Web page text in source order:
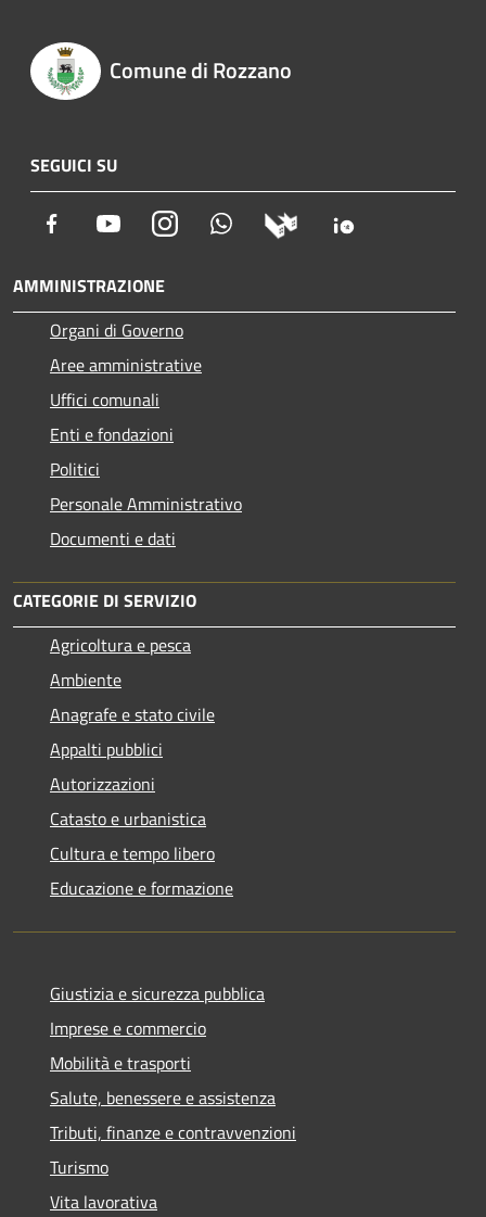
Comune di Rozzano
SEGUICI SU
Facebook YoutubeInstagram Whatsapp
AMMINISTRAZIONE
Organi di Governo
Aree amministrative
Uffici comunali
Enti e fondazioni
Politici
Personale Amministrativo
Documenti e dati
CATEGORIE DI SERVIZIO
Agricoltura e pesca
Ambiente
Anagrafe e stato civile
Appalti pubblici
Autorizzazioni
Catasto e urbanistica
Cultura e tempo libero
Educazione e formazione
Giustizia e sicurezza pubblica
Imprese e commercio
Mobilità e trasporti
Salute, benessere e assistenza
Tributi, finanze e contravvenzioni
Turismo
Vita lavorativa